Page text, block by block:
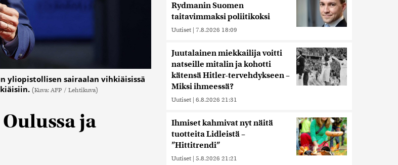
yliopistollisen sairaalan vihkiäisissä
(Kuva: AFP / Lehtikuva)
ja
Rydmanin Suomen
taitavimmaksi poliitikoksi
Uutiset | 7.8.2026 18:09
Juutalainen miekkailija voitti
natseille mitalin ja kohotti
kätensä Hitler-tervehdykseen –
Miksi ihmeessä?
Uutiset | 6.8.2026 21:31
Ihmiset kahmivat nyt näitä
tuotteita Lidleistä –
”Hittitrendi”
Uutiset | 5.8.2026 21:21